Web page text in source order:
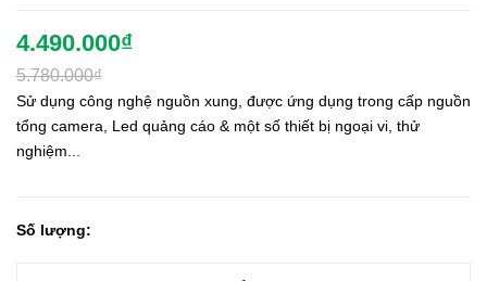
4.490.000₫
5.780.000₫
Sử dụng công nghệ nguồn xung, được ứng dụng trong cấp nguồn
tổng camera, Led quảng cáo & một số thiết bị ngoại vi, thử
nghiệm...
Số lượng: